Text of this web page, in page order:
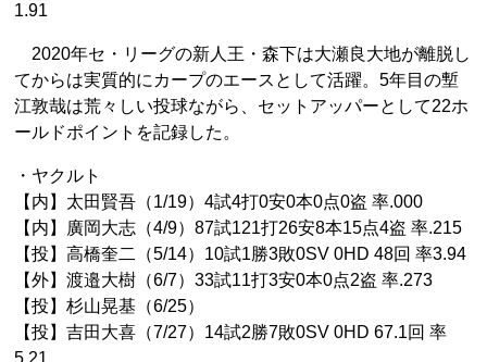
1.91
2020年セ・リーグの新人王・森下は大瀬良大地が離脱し
てからは実質的にカープのエースとして活躍。5年目の塹
江敦哉は荒々しい投球ながら、セットアッパーとして22ホ
ールドポイントを記録した。
・ヤクルト
【内】太田賢吾（1/19）4試4打0安0本0点0盗 率.000
【内】廣岡大志（4/9）87試121打26安8本15点4盗 率.215
【投】高橋奎二（5/14）10試1勝3敗0SV 0HD 48回 率3.94
【外】渡邉大樹（6/7）33試11打3安0本0点2盗 率.273
【投】杉山晃基（6/25）
【投】吉田大喜（7/27）14試2勝7敗0SV 0HD 67.1回 率